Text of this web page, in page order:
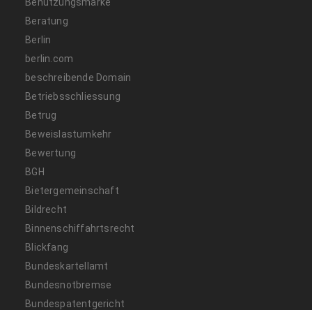
Beratung
Berlin
berlin.com
beschreibende Domain
Betriebsschliessung
Betrug
Beweislastumkehr
Bewertung
BGH
Bietergemeinschaft
Bildrecht
Binnenschiffahrtsrecht
Blickfang
Bundeskartellamt
Bundesnotbremse
Bundespatentgericht